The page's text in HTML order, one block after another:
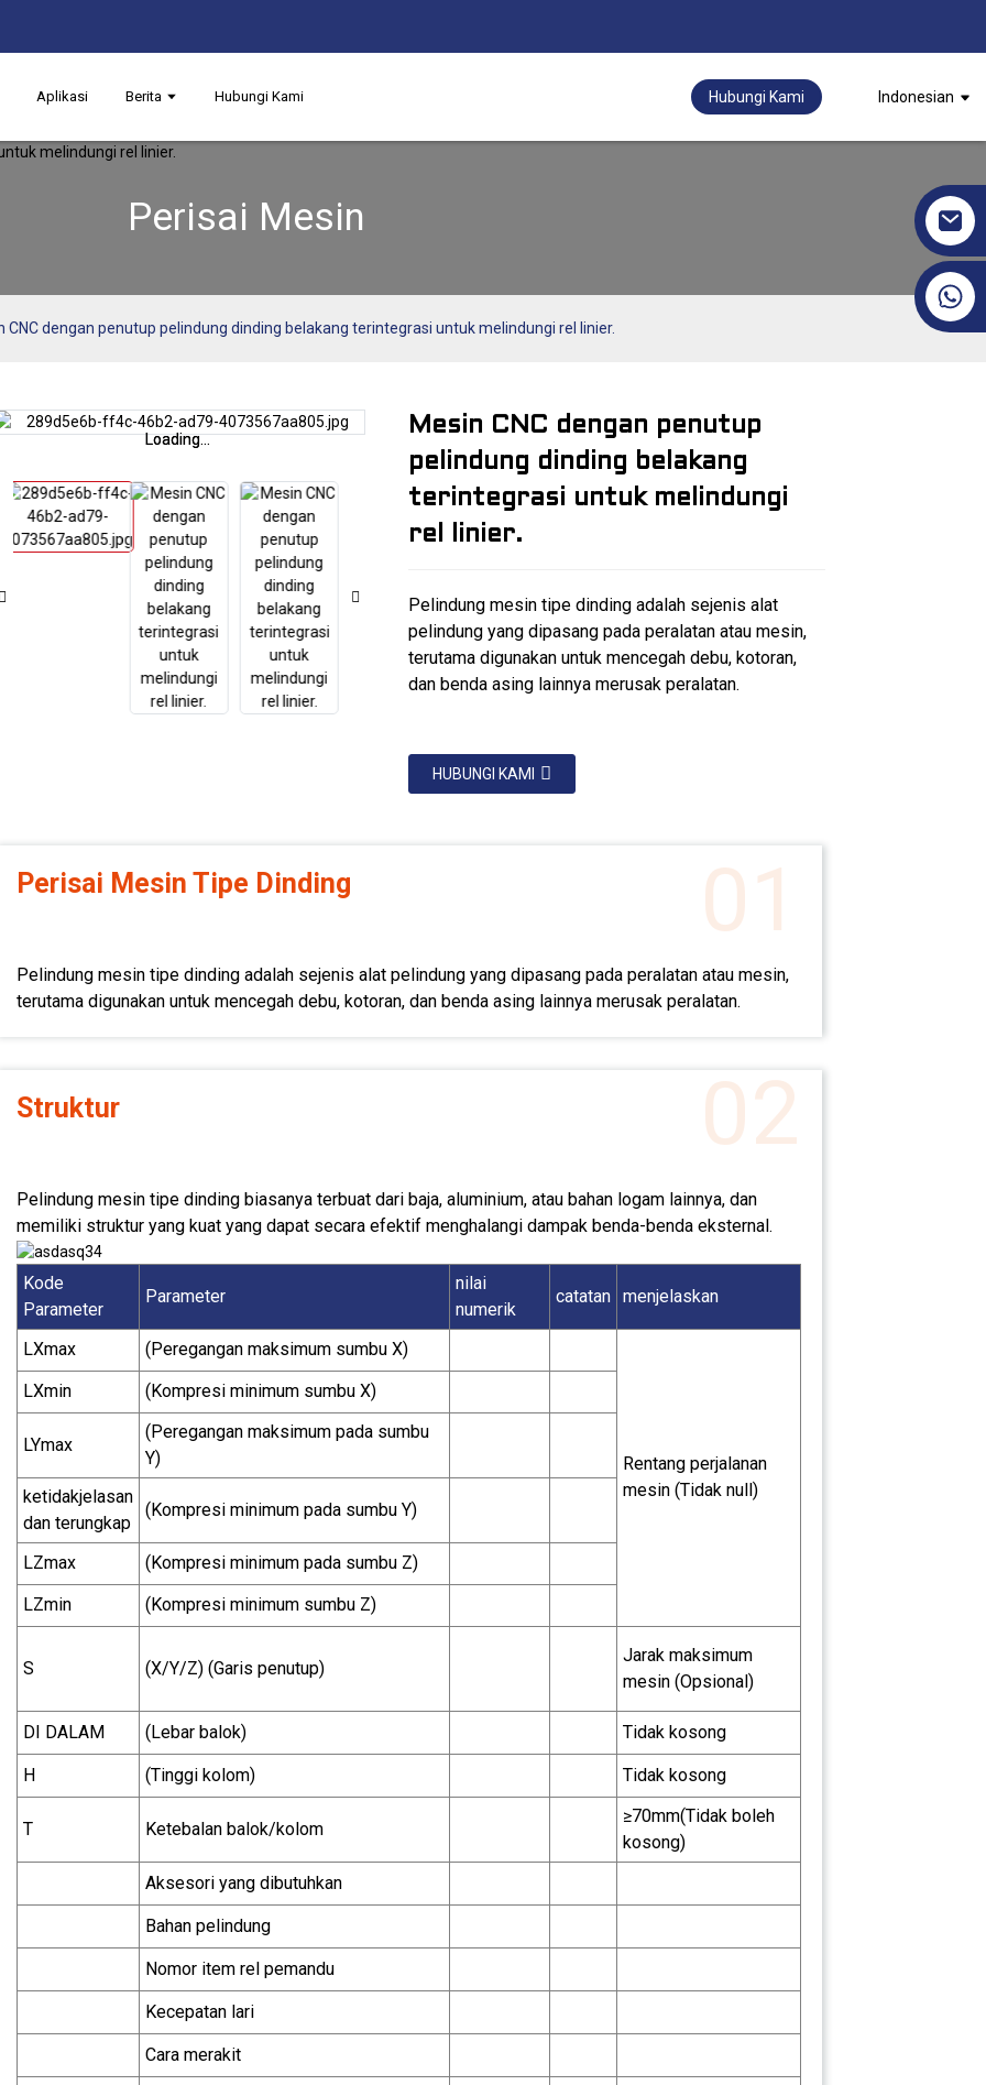
Aplikasi Berita Hubungi Kami Hubungi Kami Indonesian
Perisai Mesin
CNC dengan penutup pelindung dinding belakang terintegrasi untuk melindungi rel linier.
Loading...
Loading...
Loading...
Loading...
Mesin CNC dengan penutup
pelindung dinding belakang
terintegrasi untuk melindungi
rel linier.
Pelindung mesin tipe dinding adalah sejenis alat
pelindung yang dipasang pada peralatan atau mesin,
terutama digunakan untuk mencegah debu, kotoran,
dan benda asing lainnya merusak peralatan.
HUBUNGI KAMI
01
Perisai Mesin Tipe Dinding
Pelindung mesin tipe dinding adalah sejenis alat pelindung yang dipasang pada peralatan atau mesin,
terutama digunakan untuk mencegah debu, kotoran, dan benda asing lainnya merusak peralatan.
02
Struktur
Pelindung mesin tipe dinding biasanya terbuat dari baja, aluminium, atau bahan logam lainnya, dan
memiliki struktur yang kuat yang dapat secara efektif menghalangi dampak benda-benda eksternal.
Kode
Parameter
Parameter
nilai
numerik
catatan menjelaskan
LXmax (Peregangan maksimum sumbu X)
Rentang perjalanan
mesin (Tidak null)
LXmin (Kompresi minimum sumbu X)
LYmax
(Peregangan maksimum pada sumbu
Y)
ketidakjelasan
dan terungkap
(Kompresi minimum pada sumbu Y)
LZmax
(Kompresi minimum pada sumbu Z)
LZmin
(Kompresi minimum sumbu Z)
S (X/Y/Z) (Garis penutup)
Jarak maksimum
mesin (Opsional)
DI DALAM (Lebar balok) Tidak kosong
H (Tinggi kolom) Tidak kosong
T Ketebalan balok/kolom
≥70mm(Tidak boleh
kosong)
Aksesori yang dibutuhkan
Bahan pelindung
Nomor item rel pemandu
Kecepatan lari
Cara merakit